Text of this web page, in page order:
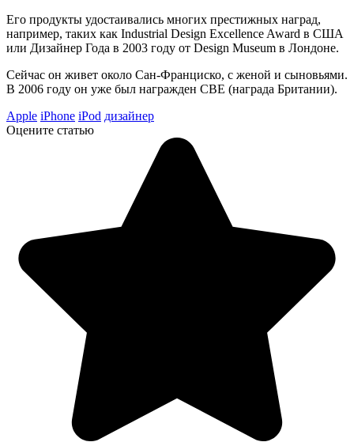
Его продукты удостаивались многих престижных наград,
например, таких как Industrial Design Excellence Award в США
или Дизайнер Года в 2003 году от Design Museum в Лондоне.
Сейчас он живет около Сан-Франциско, с женой и сыновьями.
В 2006 году он уже был награжден CBE (награда Британии).
Apple iPhone iPod дизайнер
Оцените статью